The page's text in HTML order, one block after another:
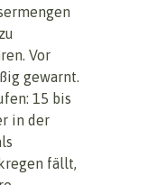
Vor
gewarnt.
15 bis
in der
fällt,